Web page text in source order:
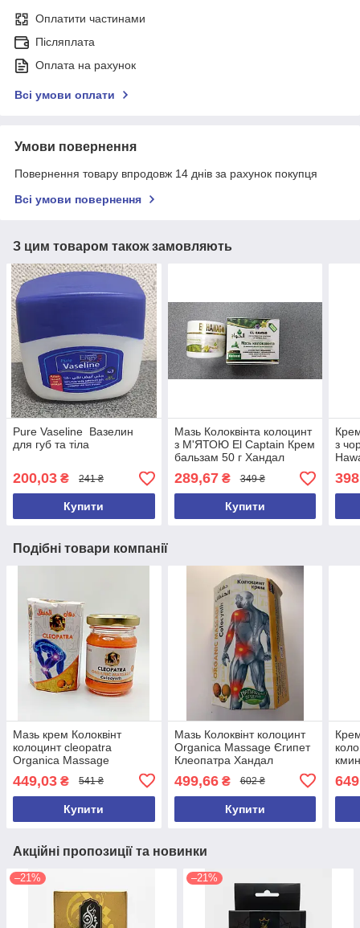
Оплатити частинами
Післяплата
Оплата на рахунок
Всі умови оплати
Умови повернення
Повернення товару впродовж 14 днів за рахунок покупця
Всі умови повернення
З цим товаром також замовляють
Pure Vaseline Вазелин
для губ та тіла
200,03 ₴ 241 ₴
Купити
Мазь Колоквінта колоцинт
з М'ЯТОЮ El Captain Крем
бальзам 50 г Хандал
Ханзал Colocynthis Mint
289,67₴ 349 ₴
Купити
з
Подібні товари компанії
Мазь крем Колоквінт
колоцинт cleopatra
Organica Massage
-колоквінт-вбивця болю, у
разі болів у суглобах
Єгипет Клеопатра Хандал
449,03 ₴ 541 ₴
Купити
Мазь Колоквінт колоцинт
Organica Massage Єгипет
Клеопатра Хандал
499,66₴ 602 ₴
Купити
Акційні пропозиції та новинки
–21% –21%